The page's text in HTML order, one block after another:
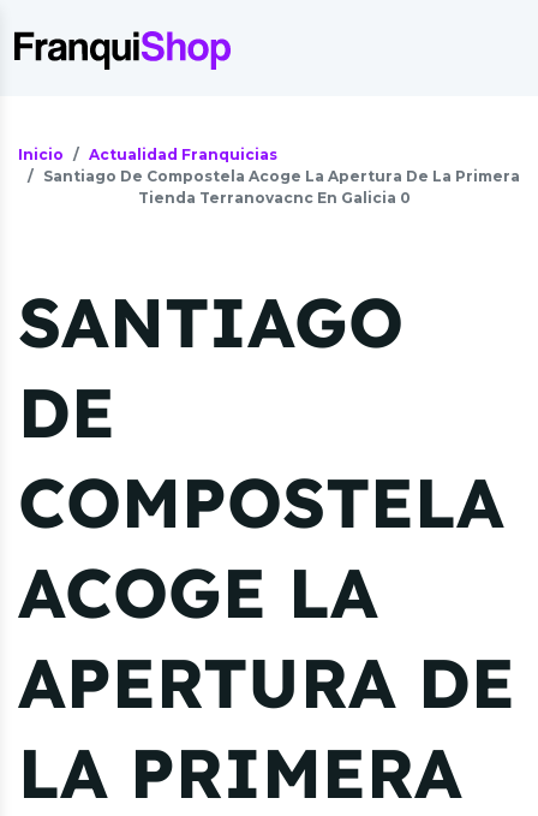
Inicio
Actualidad Franquicias
Santiago De Compostela Acoge La Apertura De La Primera
Tienda Terranovacnc En Galicia 0
SANTIAGO
DE
COMPOSTELA
ACOGE LA
APERTURA DE
LA PRIMERA